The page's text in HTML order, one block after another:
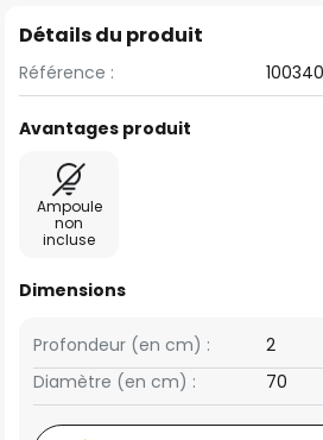
Détails du produit
Référence :
Avantages produit
Ampoule
non
incluse
Dimensions
Profondeur (en cm) :
2
Diamètre (en cm) :
70